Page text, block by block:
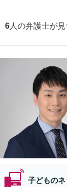
6 人の弁護士が
子どもの